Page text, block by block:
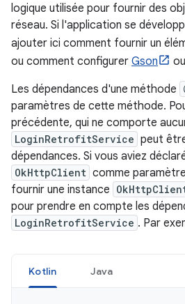
logique utilisée pour fournir des
réseau. Si l'application se
ajouter ici comment fournir un
ou comment configurer Gson ou
Les dépendances d'une méthode
paramètres de cette méthode.
précédente, qui ne comporte
LoginRetrofitService peut
dépendances. Si vous aviez
OkHttpClient comme
fournir une instance
pour prendre en compte les
LoginRetrofitService . Par
Kotlin Java